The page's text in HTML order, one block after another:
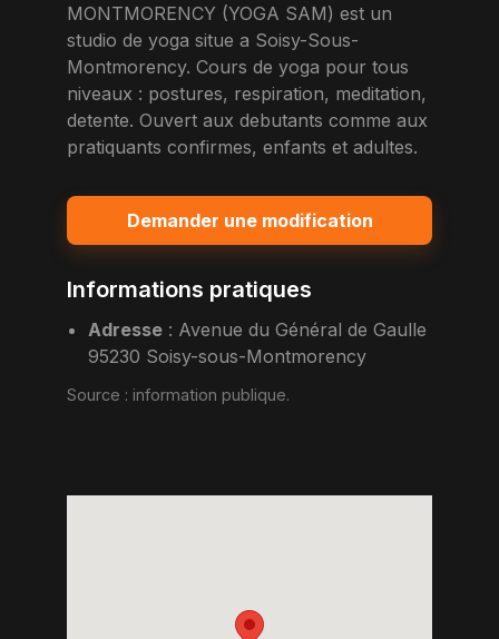
MONTMORENCY (YOGA SAM) est un
studio de yoga situe a Soisy-Sous-
Montmorency. Cours de yoga pour tous
niveaux : postures, respiration, meditation,
detente. Ouvert aux debutants comme aux
pratiquants confirmes, enfants et adultes.
Demander une modification
Informations pratiques
Adresse : Avenue du Général de Gaulle
95230 Soisy-sous-Montmorency
Source : information publique.